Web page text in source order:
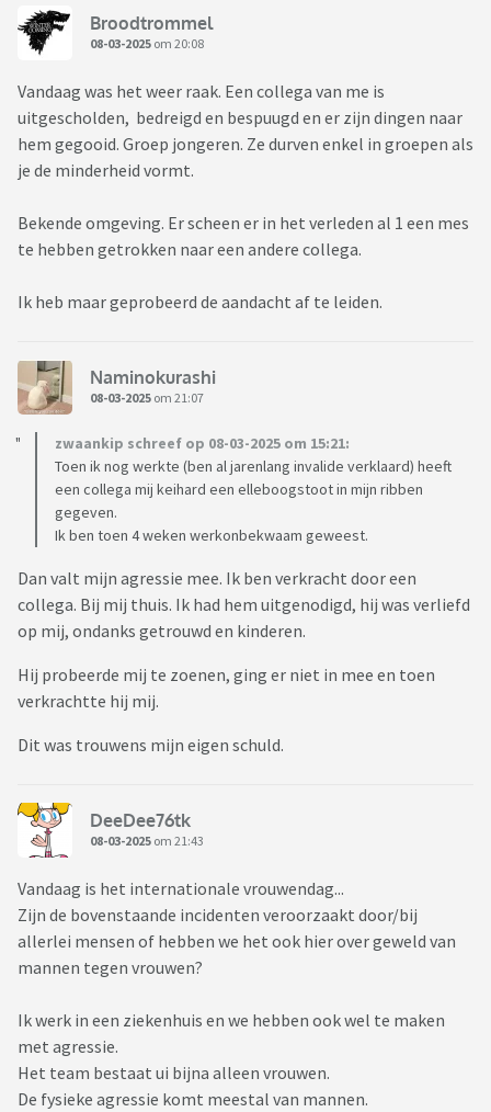
Broodtrommel
08-03-2025 om 20:08
Vandaag was het weer raak. Een collega van me is
uitgescholden, bedreigd en bespuugd en er zijn dingen naar
hem gegooid. Groep jongeren. Ze durven enkel in groepen als
je de minderheid vormt.
Bekende omgeving. Er scheen er in het verleden al 1 een mes
te hebben getrokken naar een andere collega.
Ik heb maar geprobeerd de aandacht af te leiden.
Naminokurashi
08-03-2025 om 21:07
zwaankip schreef op 08-03-2025 om 15:21:
Toen ik nog werkte (ben al jarenlang invalide verklaard) heeft
een collega mij keihard een elleboogstoot in mijn ribben
gegeven.
Ik ben toen 4 weken werkonbekwaam geweest.
Dan valt mijn agressie mee. Ik ben verkracht door een
collega. Bij mij thuis. Ik had hem uitgenodigd, hij was verliefd
op mij, ondanks getrouwd en kinderen.
Hij probeerde mij te zoenen, ging er niet in mee en toen
verkrachtte hij mij.
Dit was trouwens mijn eigen schuld.
DeeDee76tk
08-03-2025 om 21:43
Vandaag is het internationale vrouwendag...
Zijn de bovenstaande incidenten veroorzaakt door/bij
allerlei mensen of hebben we het ook hier over geweld van
mannen tegen vrouwen?
Ik werk in een ziekenhuis en we hebben ook wel te maken
met agressie.
Het team bestaat ui bijna alleen vrouwen.
De fysieke agressie komt meestal van mannen.